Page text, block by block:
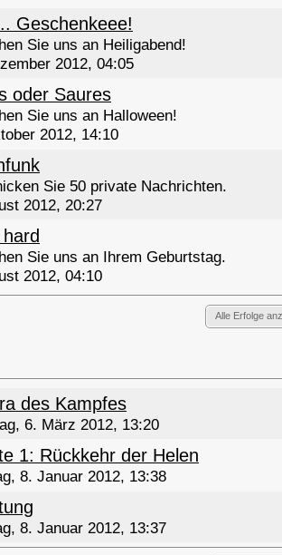
Geschenkeee!
Sie uns an Heiligabend!
2012, 04:05
oder Saures
Sie uns an Halloween!
2012, 14:10
Sie 50 private Nachrichten.
2012, 20:27
Sie uns an Ihrem Geburtstag.
2012, 04:10
Alle Erfolge
des Kampfes
6. März 2012, 13:20
1: Rückkehr der Helen
8. Januar 2012, 13:38
8. Januar 2012, 13:37